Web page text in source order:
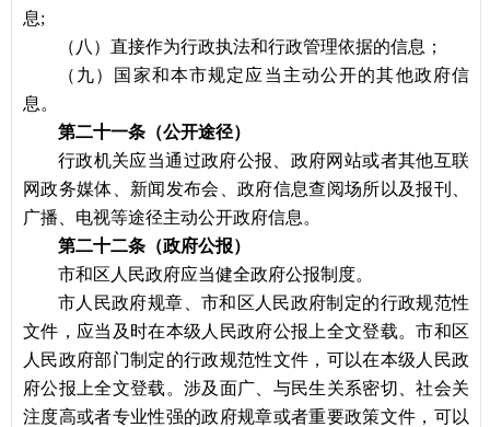
息;
（八）直接作为行政执法和行政管理依据的信息；
（九）国家和本市规定应当主动公开的其他政府信
息。
第二十一条（公开途径）
行政机关应当通过政府公报、政府网站或者其他互联
网政务媒体、新闻发布会、政府信息查阅场所以及报刊、
广播、电视等途径主动公开政府信息。
第二十二条（政府公报）
市和区人民政府应当健全政府公报制度。
市人民政府规章、市和区人民政府制定的行政规范性
文件，应当及时在本级人民政府公报上全文登载。市和区
人民政府部门制定的行政规范性文件，可以在本级人民政
府公报上全文登载。涉及面广、与民生关系密切、社会关
注度高或者专业性强的政府规章或者重要政策文件，可以